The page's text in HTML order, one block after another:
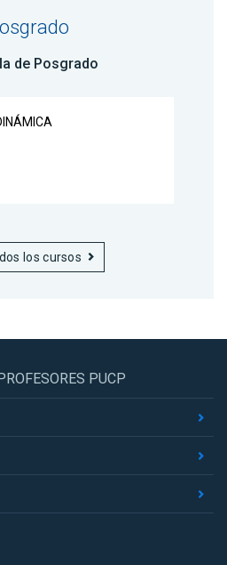
de Posgrado
los cursos
PUCP